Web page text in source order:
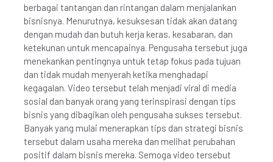
berbagai tantangan dan rintangan dalam menjalankan
bisnisnya. Menurutnya, kesuksesan tidak akan datang
dengan mudah dan butuh kerja keras, kesabaran, dan
ketekunan untuk mencapainya. Pengusaha tersebut juga
menekankan pentingnya untuk tetap fokus pada tujuan
dan tidak mudah menyerah ketika menghadapi
kegagalan. Video tersebut telah menjadi viral di media
sosial dan banyak orang yang terinspirasi dengan tips
bisnis yang dibagikan oleh pengusaha sukses tersebut.
Banyak yang mulai menerapkan tips dan strategi bisnis
tersebut dalam usaha mereka dan melihat perubahan
positif dalam bisnis mereka. Semoga video tersebut